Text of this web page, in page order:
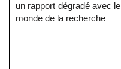
un rapport dégradé avec le
monde de la recherche